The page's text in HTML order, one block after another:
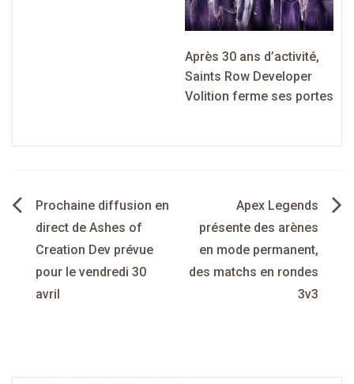
Après 30 ans d’activité,
Saints Row Developer
Volition ferme ses portes
Navigation
de
l’article
Prochaine diffusion en
direct de Ashes of
Creation Dev prévue
pour le vendredi 30
avril
Apex Legends
présente des arènes
en mode permanent,
des matchs en rondes
3v3